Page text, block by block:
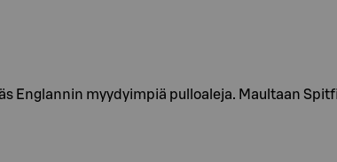
Englannin myydyimpiä pulloaleja. Maultaan